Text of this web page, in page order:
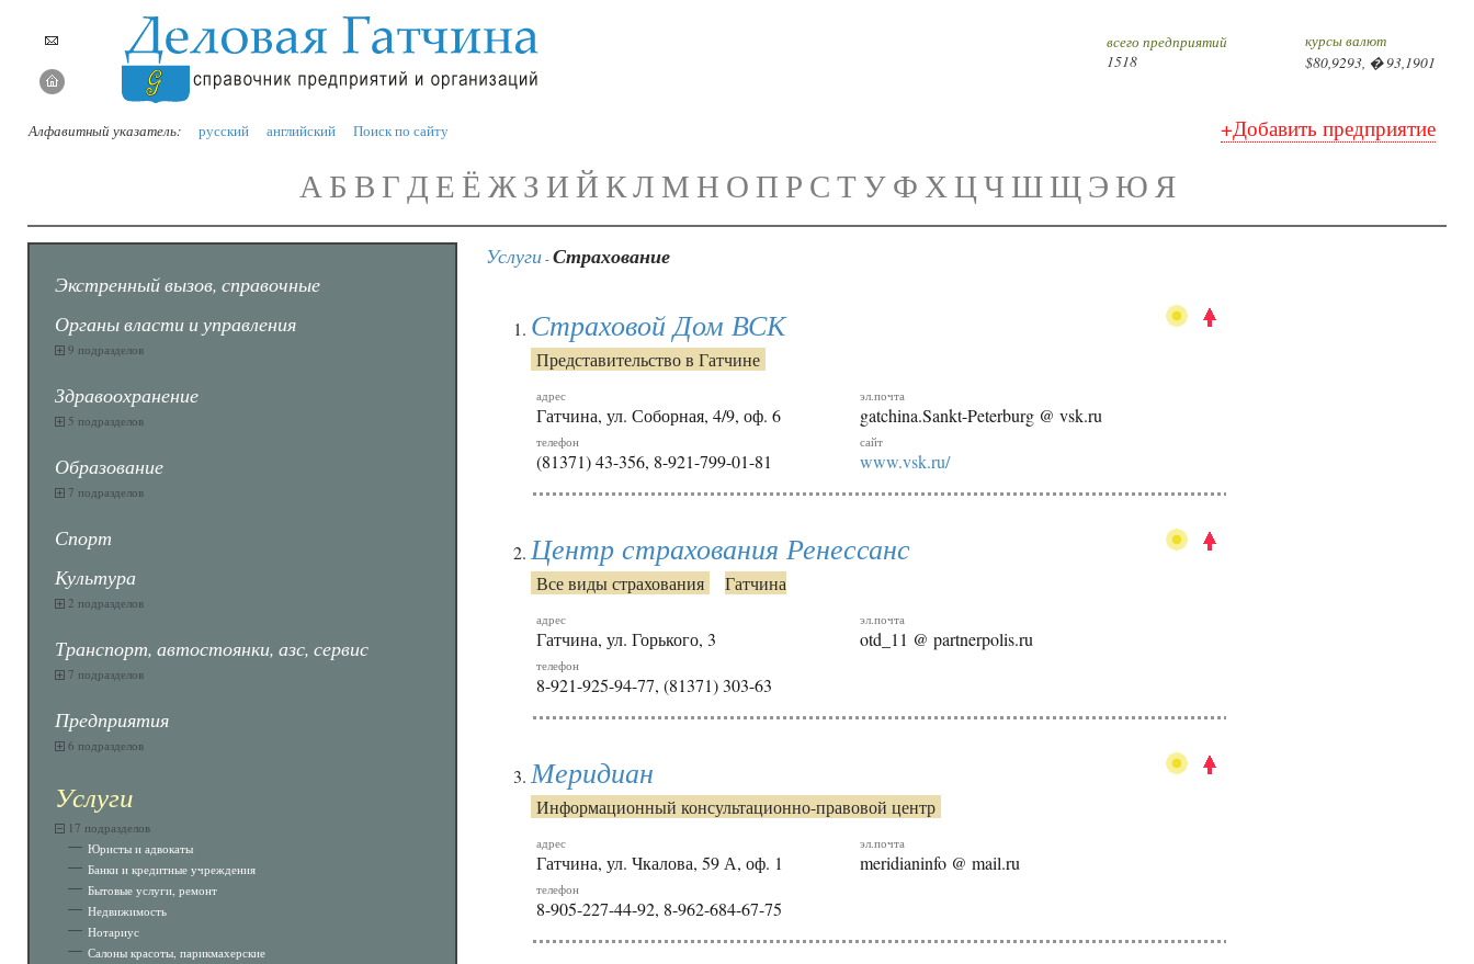
всего предприятий
1518
курсы валют
$80,9293, � 93,1901
Алфавитный указатель: русский английский Поиск по сайту +Добавить предприятие
АБ В ГД Е ЁЖЗ И Й КЛ М Н О П Р СТУФХЦЧ ШЩЭ ЮЯ
Экстренный вызов, справочные
Органы власти и управления
9 подразделов
Здравоохранение
5 подразделов
Образование
7 подразделов
Спорт
Культура
2 подразделов
Транспорт, автостоянки, азс, сервис
7 подразделов
Предприятия
6 подразделов
Услуги
17 подразделов
Юристы и адвокаты
Банки и кредитные учреждения
Бытовые услуги, ремонт
Недвижимость
Нотариус
Салоны красоты, парикмахерские
Услуги -Страхование
Страховой Дом ВСК
Представительство в Гатчине
адрес
Гатчина, ул. Соборная, 4/9, оф. 6
телефон
(81371) 43-356, 8-921-799-01-81
эл.почта
gatchina.Sankt-Peterburg @ vsk.ru
сайт
www.vsk.ru/
Центр страхования Ренессанс
Все виды страхования Гатчина
адрес
Гатчина, ул. Горького, 3
телефон
8-921-925-94-77, (81371) 303-63
эл.почта
otd_11 @ partnerpolis.ru
Меридиан
Информационный консультационно-правовой центр
адрес
Гатчина, ул. Чкалова, 59 А, оф. 1
телефон
8-905-227-44-92, 8-962-684-67-75
эл.почта
meridianinfo @ mail.ru